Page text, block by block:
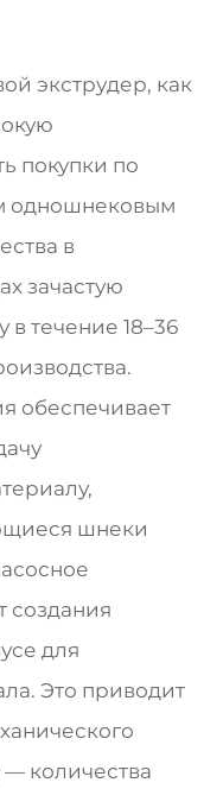
экструдер, как
покупки по
одношнековым
в
зачастую
в течение 18–36
обеспечивает
шнеки
создания
для
Это приводит
— количества